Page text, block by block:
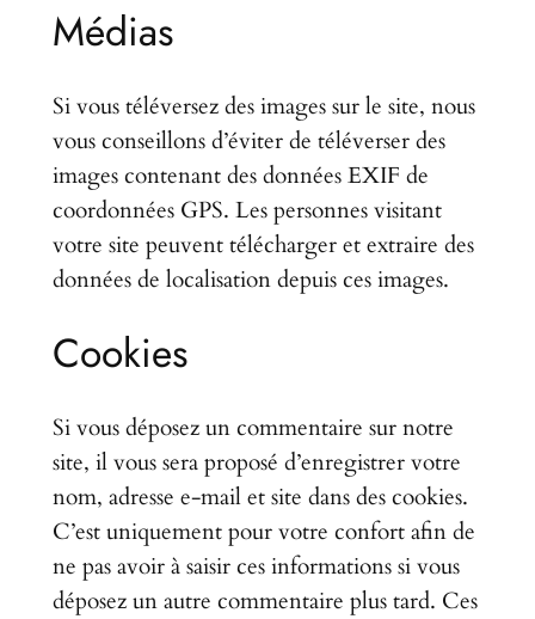
Médias
Si vous téléversez des images sur le site, nous
vous conseillons d’éviter de téléverser des
images contenant des données EXIF de
coordonnées GPS. Les personnes visitant
votre site peuvent télécharger et extraire des
données de localisation depuis ces images.
Cookies
Si vous déposez un commentaire sur notre
site, il vous sera proposé d’enregistrer votre
nom, adresse e-mail et site dans des cookies.
C’est uniquement pour votre confort afin de
ne pas avoir à saisir ces informations si vous
déposez un autre commentaire plus tard. Ces